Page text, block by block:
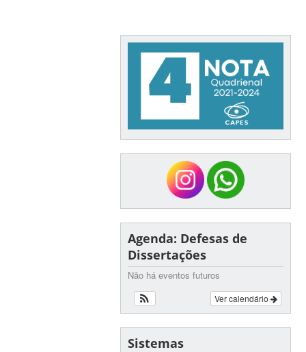
Agenda: Defesas de
Dissertações
Não há eventos futuros
Ver calendário
Sistemas